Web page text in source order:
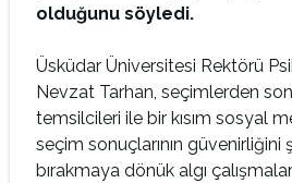
olduğunu söyledi.
Üsküdar Üniversitesi Rektörü
Nevzat Tarhan, seçimlerden
temsilcileri ile bir kısım sosyal
seçim sonuçlarının güvenirliğini
bırakmaya dönük algı